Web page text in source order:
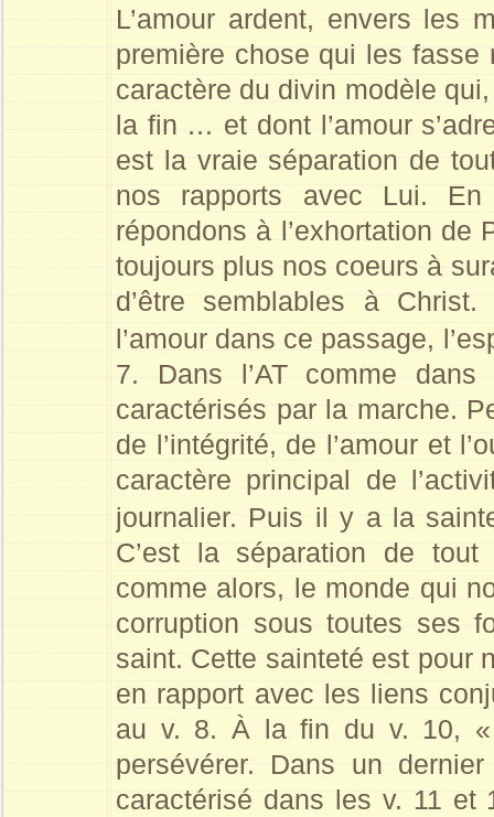
L’amour ardent, envers les
première chose qui les fasse
caractère du divin modèle
la fin … et dont l’amour
est la vraie séparation de
nos rapports avec Lui.
répondons à l’exhortation de
toujours plus nos coeurs à
d’être semblables à
l’amour dans ce passage,
7. Dans l’AT comme
caractérisés par la marche.
de l’intégrité, de l’amour et
caractère principal de
journalier. Puis il y a la
C’est la séparation de
comme alors, le monde qui
corruption sous toutes ses
saint. Cette sainteté est pour
en rapport avec les liens
au v. 8. À la fin du v. 10, «
persévérer. Dans un
caractérisé dans les v. 11 et